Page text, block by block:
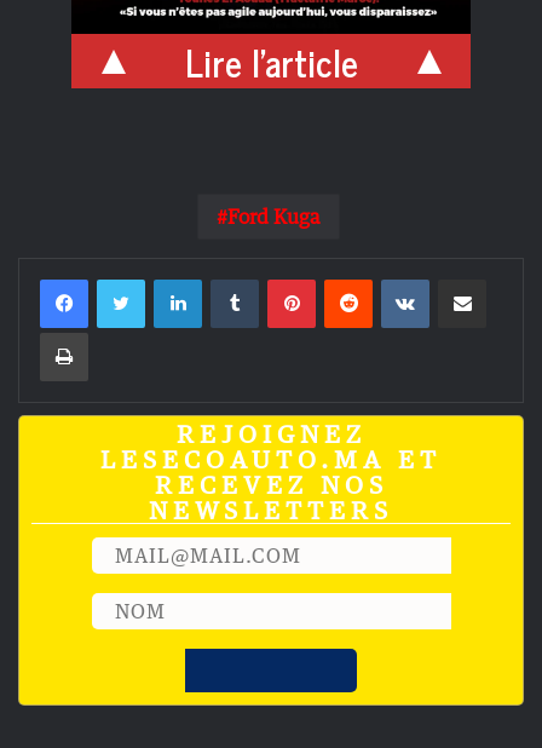
Lire l'article
Ford Kuga
LinkedinTumblrPinterestReddit VKontakte
Imprimer
REJOIGNEZ
LESECOAUTO.MA ET
RECEVEZ NOS
NEWSLETTERS